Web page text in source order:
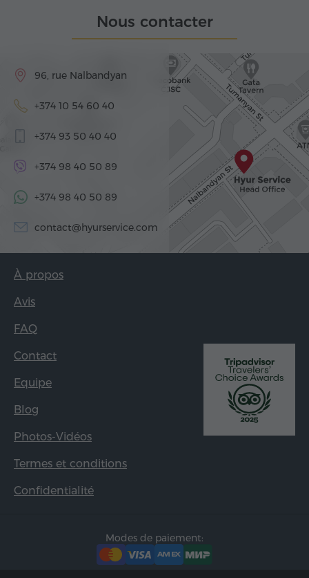
Nous contacter
96, rue Nalbandyan
+374 10 54 60 40
+374 93 50 40 40
+374 98 40 50 89
+374 98 40 50 89
contact@hyurservice.com
À propos
Avis
FAQ
Contact
Equipe
Blog
Photos-Vidéos
Termes et conditions
Confidentialité
Modes de paiement: